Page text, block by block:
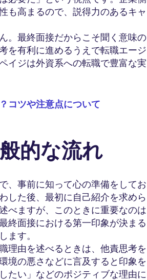
も高まるので、説得力のあるキャ
。最終面接だからこそ聞く意味の
を有利に進めるうえで転職エージ
イジは外資系への転職で豊富な実
コツや注意点について
的な流れ
、事前に知って心の準備をしてお
した後、最初に自己紹介を求めら
べますが、このときに重要なのは
終面接における第一印象が決まる
ます。
理由を述べるときは、他責思考を
境の悪さなどに言及すると印象を
たい」などのポジティブな理由に